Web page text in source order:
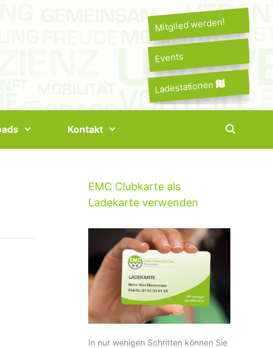
Mitglied werden!
Events
Ladestationen
Kontakt
EMC Clubkarte als
Ladekarte verwenden
In nur wenigen Schritten können Sie